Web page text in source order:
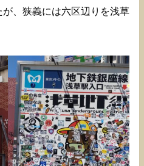
、狭義には六区辺りを浅草